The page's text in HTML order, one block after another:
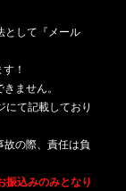
として『メール
！
ません。
にて記載しており
の際、責任は負
振込みのみとなり